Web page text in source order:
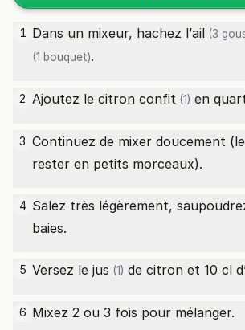
1 Dans un mixeur, hachez l’ail (3
(1 bouquet).
2 Ajoutez le citron confit (1) en
3 Continuez de mixer doucement
rester en petits morceaux).
4 Salez très légèrement,
baies.
5 Versez le jus (1) de citron et 10 cl
6 Mixez 2 ou 3 fois pour mélanger.